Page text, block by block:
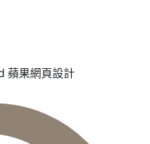
蘋果網頁設計